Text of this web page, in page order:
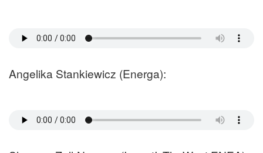
Angelika Stankiewicz (Energa):